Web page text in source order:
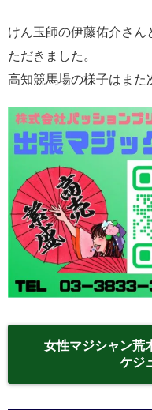
けん玉師の伊藤佑介さん
ただきました。
高知競馬場の様子はまた
女性マジシャン
ケジ